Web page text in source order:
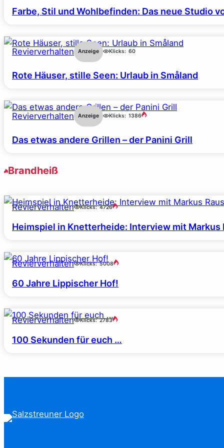
Farbe, Stil und Wohlbefinden: Das neue Studio
Revierverhalten Anzeige Klicks: 60
Rote Häuser, stille Seen: Urlaub in Småland
Revierverhalten Anzeige Klicks: 1386
Das etwas andere Grillen – der Panini Grill
Brandheiß
Revierverhalten Klicks: 4726
Heimspiel in Knetterheide: Interview mit Markus
Revierverhalten Klicks: 5008
60 Jahre Lippischer Hof!
Revierverhalten Klicks: 2783
100 Sekunden für euch …